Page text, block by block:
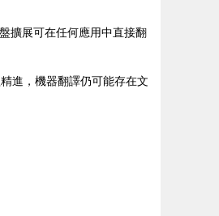
擴展可在任何應用中直接翻
進，機器翻譯仍可能存在文